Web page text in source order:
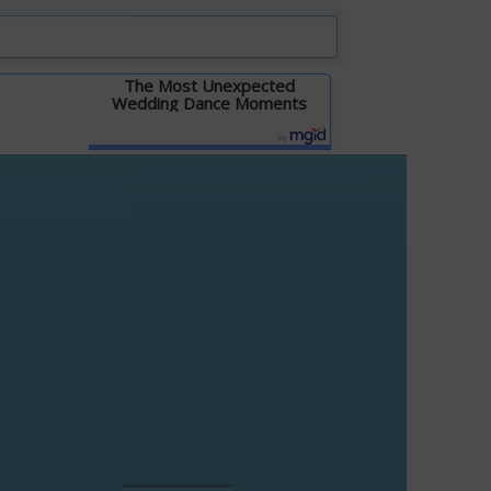
The Most Unexpected
Wedding Dance Moments
Детальніше